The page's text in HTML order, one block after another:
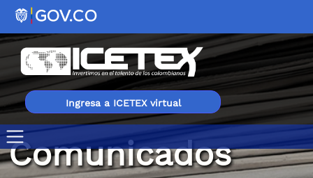
Ingresa a ICETEX virtual
Comunicados
Comunicados